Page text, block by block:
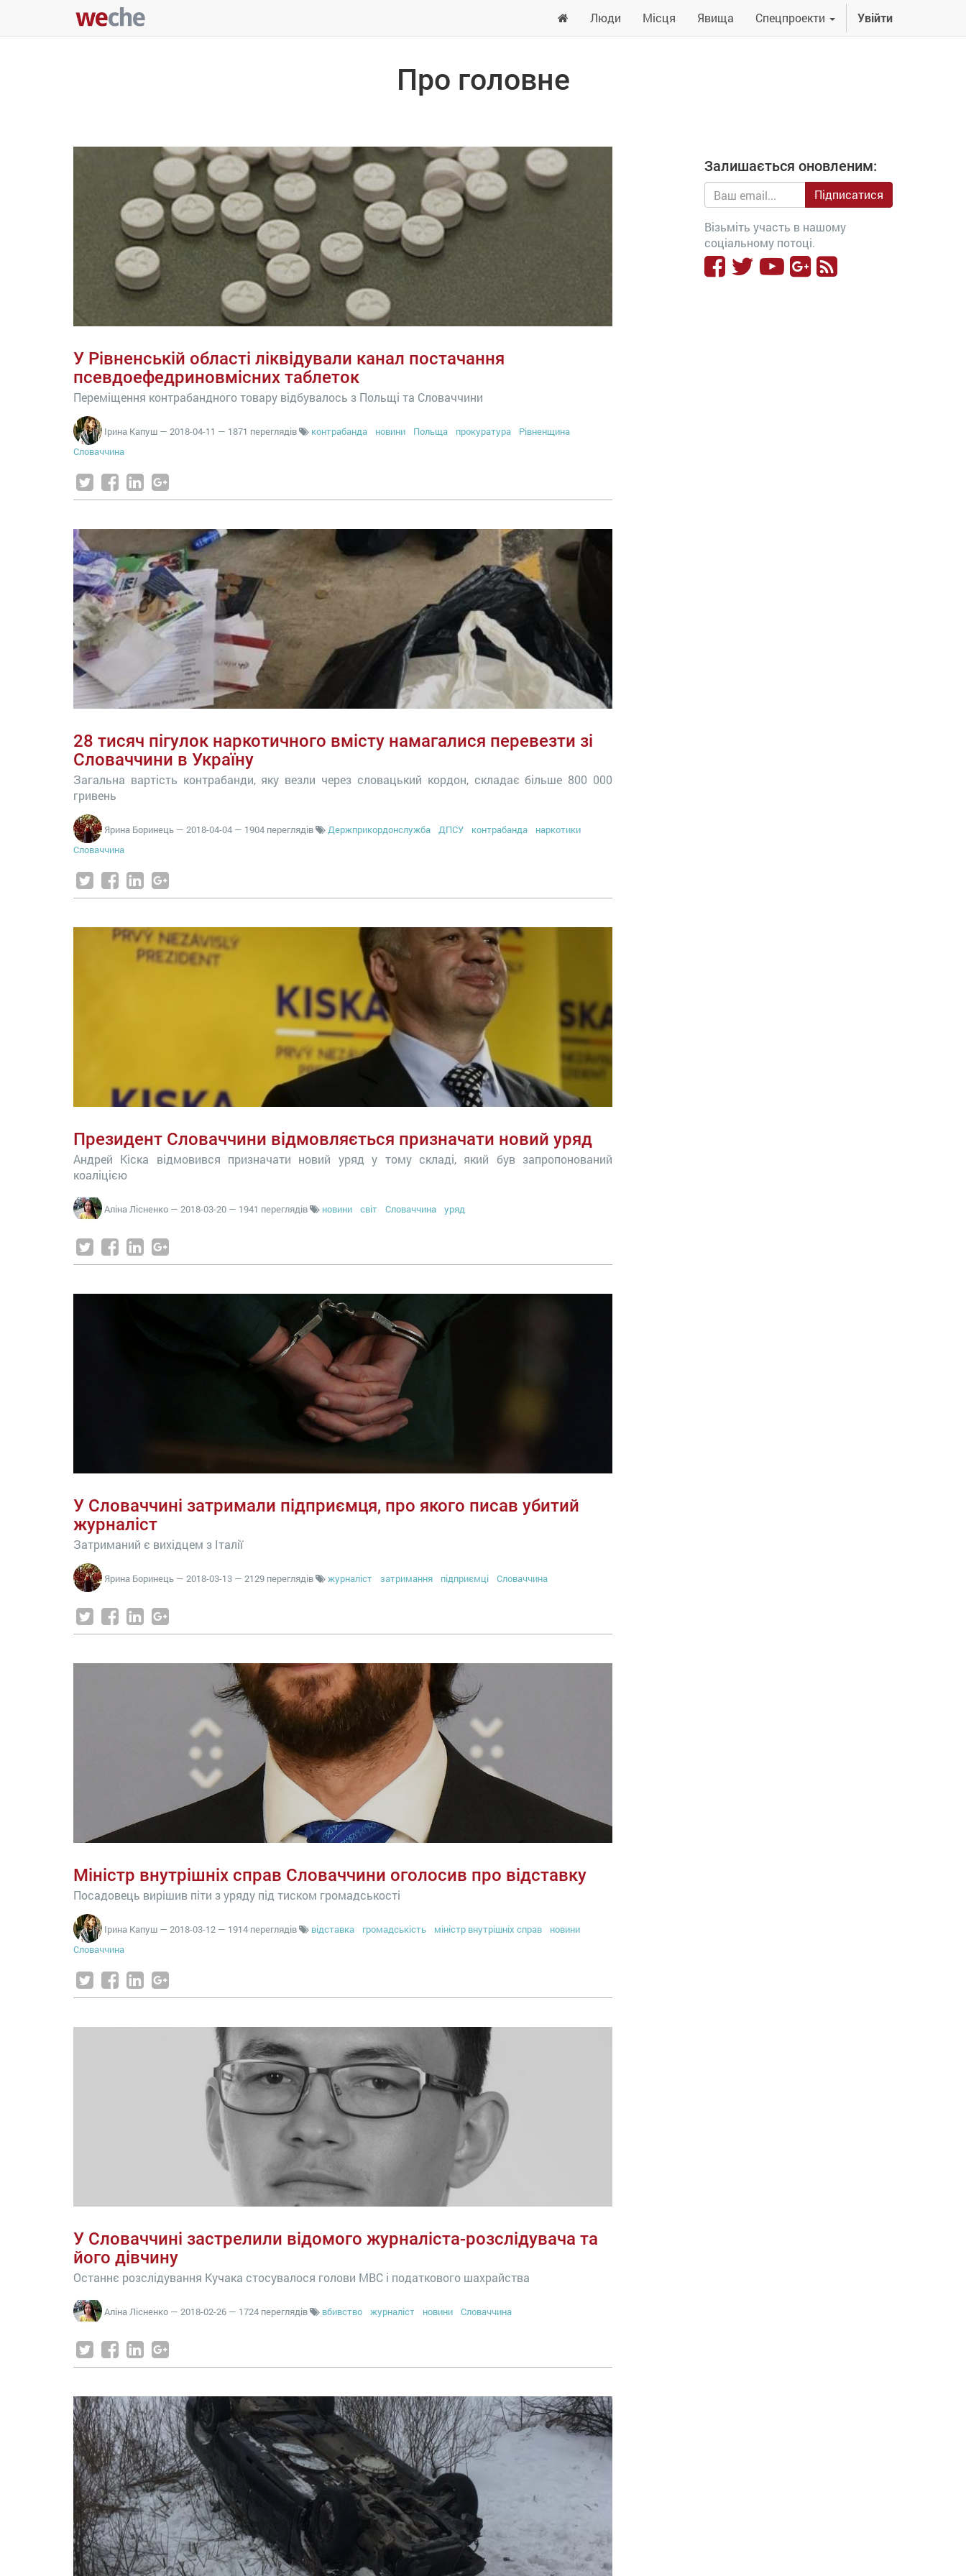
Люди Місця Явища Спецпроекти Увійти
Про головне
У Рівненській області ліквідували канал постачання
псевдоефедриновмісних таблеток
Переміщення контрабандного товару відбувалось з Польщі та Словаччини
Ірина Капуш — 2018-04-11 — 1871 переглядів контрабанда новини Польща прокуратура
Рівненщина
Словаччина
28 тисяч пігулок наркотичного вмісту намагалися перевезти зі
Словаччини в Україну
Загальна вартість контрабанди, яку везли через словацький кордон, складає більше 800 000
гривень
Ярина Боринець — 2018-04-04 — 1904 переглядів Держприкордонслужба ДПСУ контрабанда
наркотики
Словаччина
Президент Словаччини відмовляється призначати новий уряд
Андрей Кіска відмовився призначати новий уряд у тому складі, який був запропонований
коаліцією
Аліна Лісненко — 2018-03-20 — 1941 переглядів новини світ Словаччина уряд
У Словаччині затримали підприємця, про якого писав убитий
журналіст
Затриманий є вихідцем з Італії
Ярина Боринець — 2018-03-13 — 2129 переглядів журналіст затримання підприємці Словаччина
Міністр внутрішніх справ Словаччини оголосив про відставку
Посадовець вирішив піти з уряду під тиском громадськості
Ірина Капуш — 2018-03-12 — 1914 переглядів відставка громадськість міністр внутрішніх справ
новини
Словаччина
У Словаччині застрелили відомого журналіста-розслідувача та
його дівчину
Останнє розслідування Кучака стосувалося голови МВС і податкового шахрайства
Аліна Лісненко — 2018-02-26 — 1724 переглядів вбивство журналіст новини Словаччина
Залишається оновленим:
Підписатися
Візьміть участь в нашому
соціальному потоці.